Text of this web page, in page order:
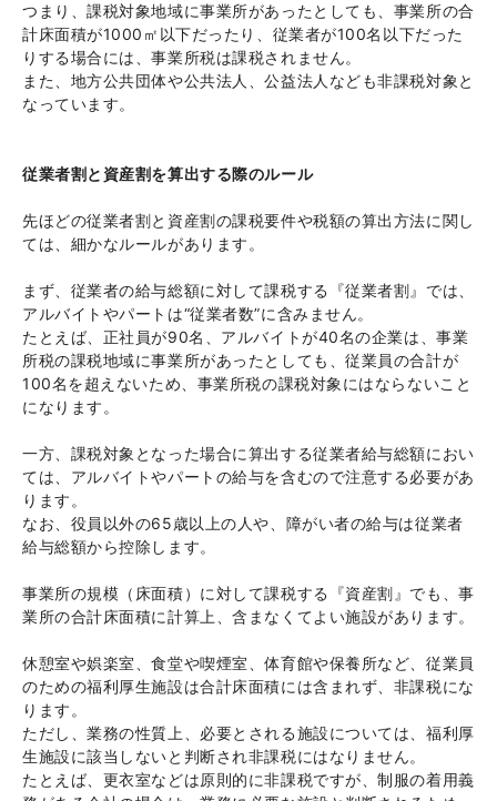
つまり、課税対象地域に事業所があったとしても、事業所の合
計床面積が1000㎡以下だったり、従業者が100名以下だった
りする場合には、事業所税は課税されません。
また、地方公共団体や公共法人、公益法人なども非課税対象と
なっています。
従業者割と資産割を算出する際のルール
先ほどの従業者割と資産割の課税要件や税額の算出方法に関し
ては、細かなルールがあります。
まず、従業者の給与総額に対して課税する『従業者割』では、
アルバイトやパートは“従業者数”に含みません。
たとえば、正社員が90名、アルバイトが40名の企業は、事業
所税の課税地域に事業所があったとしても、従業員の合計が
100名を超えないため、事業所税の課税対象にはならないこと
になります。
一方、課税対象となった場合に算出する従業者給与総額におい
ては、アルバイトやパートの給与を含むので注意する必要があ
ります。
なお、役員以外の65歳以上の人や、障がい者の給与は従業者
給与総額から控除します。
事業所の規模（床面積）に対して課税する『資産割』でも、事
業所の合計床面積に計算上、含まなくてよい施設があります。
休憩室や娯楽室、食堂や喫煙室、体育館や保養所など、従業員
のための福利厚生施設は合計床面積には含まれず、非課税にな
ります。
ただし、業務の性質上、必要とされる施設については、福利厚
生施設に該当しないと判断され非課税にはなりません。
たとえば、更衣室などは原則的に非課税ですが、制服の着用義